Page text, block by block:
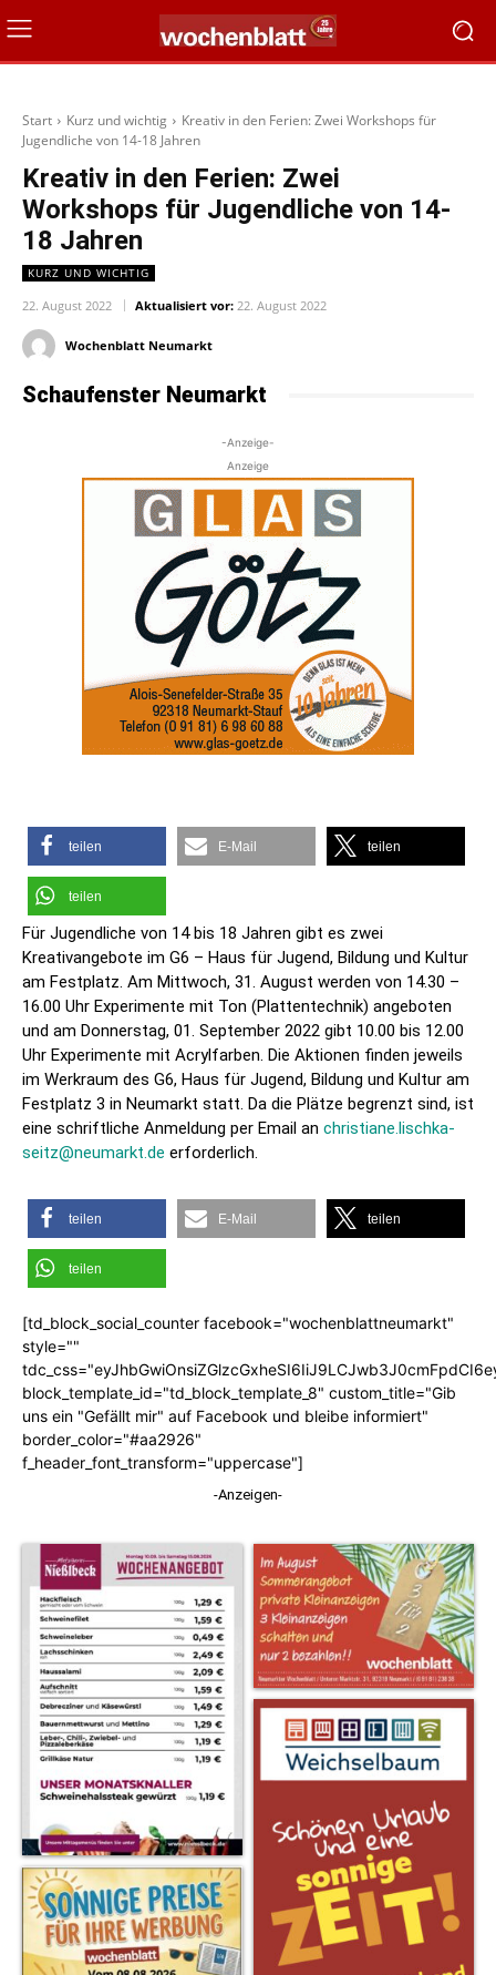
Start Kurz und wichtig
Kreativ in den Ferien: Zwei Workshops für
Jugendliche von 14-18 Jahren
Kreativ in den Ferien: Zwei
Workshops für Jugendliche von 14-
18 Jahren
KURZ UND WICHTIG
22. August 2022 Aktualisiert vor: 22. August 2022
Wochenblatt Neumarkt
Schaufenster Neumarkt
-Anzeige-
Anzeige
teilen E-Mail teilen
teilen
Für Jugendliche von 14 bis 18 Jahren gibt es zwei
Kreativangebote im G6 – Haus für Jugend, Bildung und Kultur
am Festplatz. Am Mittwoch, 31. August werden von 14.30 –
16.00 Uhr Experimente mit Ton (Plattentechnik) angeboten
und am Donnerstag, 01. September 2022 gibt 10.00 bis 12.00
Uhr Experimente mit Acrylfarben. Die Aktionen finden jeweils
im Werkraum des G6, Haus für Jugend, Bildung und Kultur am
Festplatz 3 in Neumarkt statt. Da die Plätze begrenzt sind, ist
eine schriftliche Anmeldung per Email an christiane.lischka-
seitz@neumarkt.de erforderlich.
teilen E-Mail teilen
teilen
[td_block_social_counter facebook="wochenblattneumarkt"
style=""
block_template_id="td_block_template_8" custom_title="Gib
uns ein "Gefällt mir" auf Facebook und bleibe informiert"
border_color="#aa2926"
f_header_font_transform="uppercase"]
-Anzeigen-